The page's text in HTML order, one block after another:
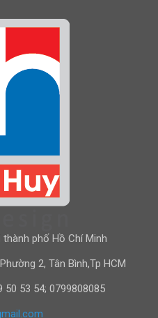
phố Hồ Chí Minh
2, Tân Bình,Tp HCM
50 53 54; 0799808085